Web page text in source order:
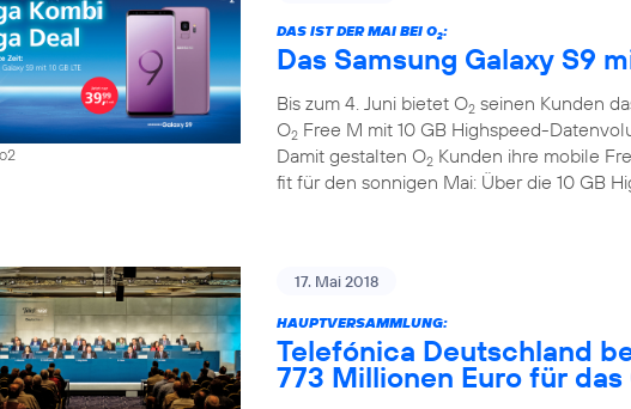
DAS IST DER MAI BEI O2:
Das Samsung Galaxy S9
Bis zum 4. Juni bietet O2 seinen Kunden
O2 Free M mit 10 GB Highspeed-
Damit gestalten O2 Kunden ihre mobile
fit für den sonnigen Mai: Über die 10 GB
17. Mai 2018
HAUPTVERSAMMLUNG:
Telefónica Deutschland
773 Millionen Euro für